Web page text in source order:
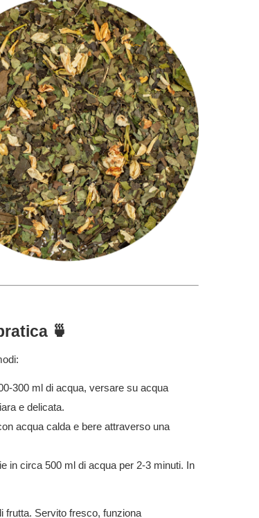
🍵
300 ml di acqua, versare su acqua
e delicata.
acqua calda e bere attraverso una
in circa 500 ml di acqua per 2-3 minuti. In
frutta. Servito fresco, funziona